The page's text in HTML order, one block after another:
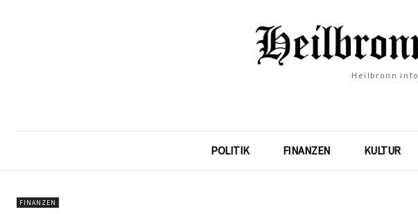
Heilbronn
POLITIK FINANZEN KULTUR
FINANZEN